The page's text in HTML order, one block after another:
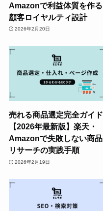
Amazonで利益体質を作る
顧客ロイヤルティ設計
2026年2月20日
売れる商品選定完全ガイド
【2026年最新版】楽天・
Amazonで失敗しない商品
リサーチの実践手順
2026年2月19日